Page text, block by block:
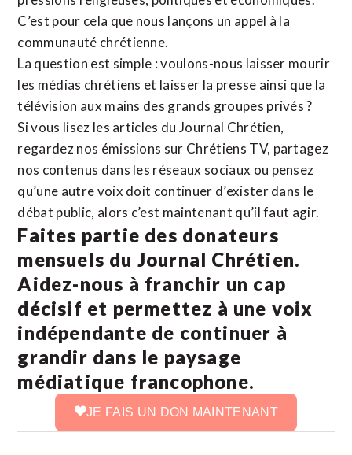
C’est pour cela que nous lançons un appel à la
communauté chrétienne.
La question est simple : voulons-nous laisser mourir
les médias chrétiens et laisser la presse ainsi que la
télévision aux mains des grands groupes privés ?
Si vous lisez les articles du Journal Chrétien,
regardez nos émissions sur Chrétiens TV, partagez
nos contenus dans les réseaux sociaux ou pensez
qu’une autre voix doit continuer d’exister dans le
débat public, alors c’est maintenant qu’il faut agir.
Faites partie des donateurs
mensuels du Journal Chrétien.
Aidez-nous à franchir un cap
décisif et permettez à une voix
indépendante de continuer à
grandir dans le paysage
médiatique francophone.
JE FAIS UN DON MAINTENANT